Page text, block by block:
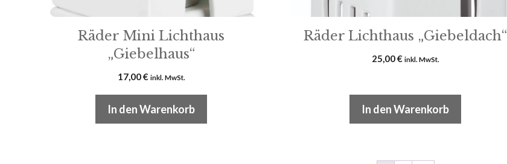
Räder Mini Lichthaus
„Giebelhaus“
17,00€ inkl. MwSt.
In den Warenkorb
Räder Lichthaus „Giebeldach“
25,00€ inkl. MwSt.
In den Warenkorb